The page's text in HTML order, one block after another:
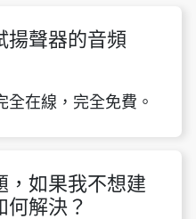
揚聲器的音頻
在線，完全免費。
，如果我不想建
何解決？